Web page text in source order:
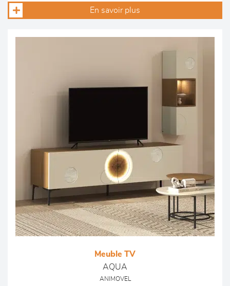
En savoir plus
Meuble TV
AQUA
ANIMOVEL